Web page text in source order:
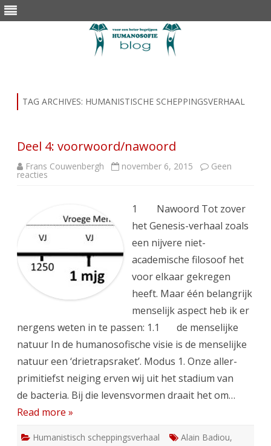
TAG ARCHIVES: HUMANISTISCHE SCHEPPINGSVERHAAL
Deel 4: voorwoord/nawoord
Frans Couwenbergh november 6, 2015 Geen
reacties
1 Nawoord Tot zover
het Genesis-verhaal zoals
een nijvere niet-
academische filosoof het
voor elkaar gekregen
heeft. Maar één belangrijk
menselijk aspect heb ik er
nergens weten in te passen: 1.1 de menselijke
natuur In de humanosofische visie is de menselijke
natuur een ‘drietrapsraket’. Modus 1. Onze aller-
primitiefst neiging erven wij uit het stadium van
de bacteria. Bij die levensvormen draait het om…
Read more »
Humanistisch scheppingsverhaal Alain Badiou,